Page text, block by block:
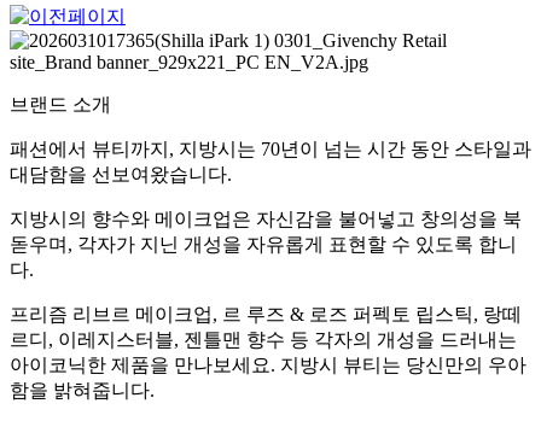
브랜드 소개
패션에서 뷰티까지, 지방시는 70년이 넘는 시간 동안 스타일과
대담함을 선보여왔습니다.
지방시의 향수와 메이크업은 자신감을 불어넣고 창의성을 북
돋우며, 각자가 지닌 개성을 자유롭게 표현할 수 있도록 합니
다.
프리즘 리브르 메이크업, 르 루즈 & 로즈 퍼펙토 립스틱, 랑떼
르디, 이레지스터블, 젠틀맨 향수 등 각자의 개성을 드러내는
아이코닉한 제품을 만나보세요. 지방시 뷰티는 당신만의 우아
함을 밝혀줍니다.